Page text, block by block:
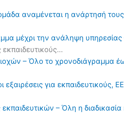
αναμένεται η ανάρτησή τους
μέχρι την ανάληψη
εκπαιδευτικούς…
– Όλο το χρονοδιάγραμμα
για εκπαιδευτικούς,
– Όλη η διαδικασία